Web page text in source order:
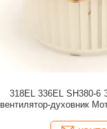
318EL 336EL SH380-6
вентилятор-духовник